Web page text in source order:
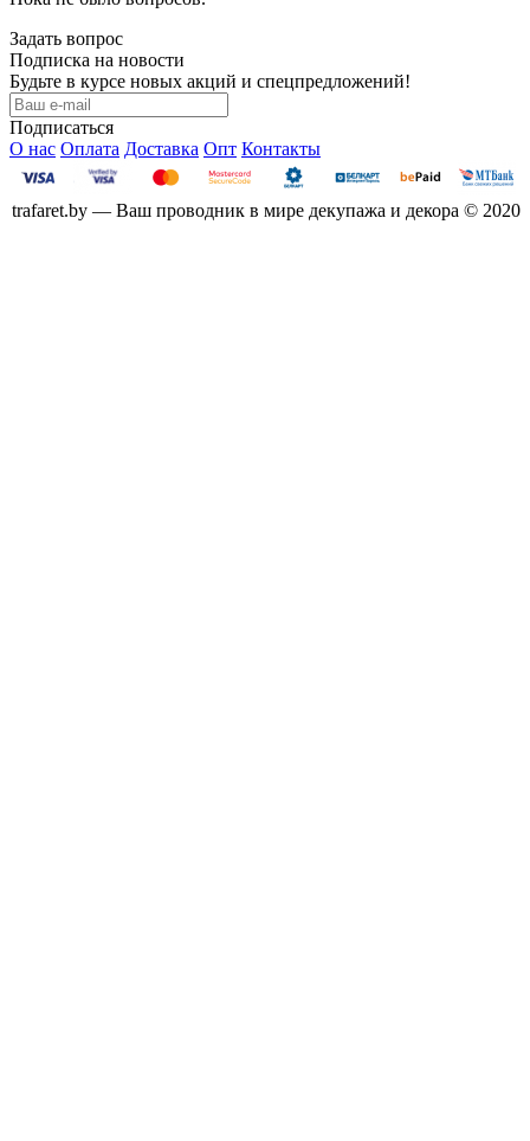
Задать вопрос
Подписка на новости
Будьте в курсе новых акций и спецпредложений!
Подписаться
О нас Оплата Доставка Опт Контакты
trafaret.by — Ваш проводник в мире декупажа и декора © 2020